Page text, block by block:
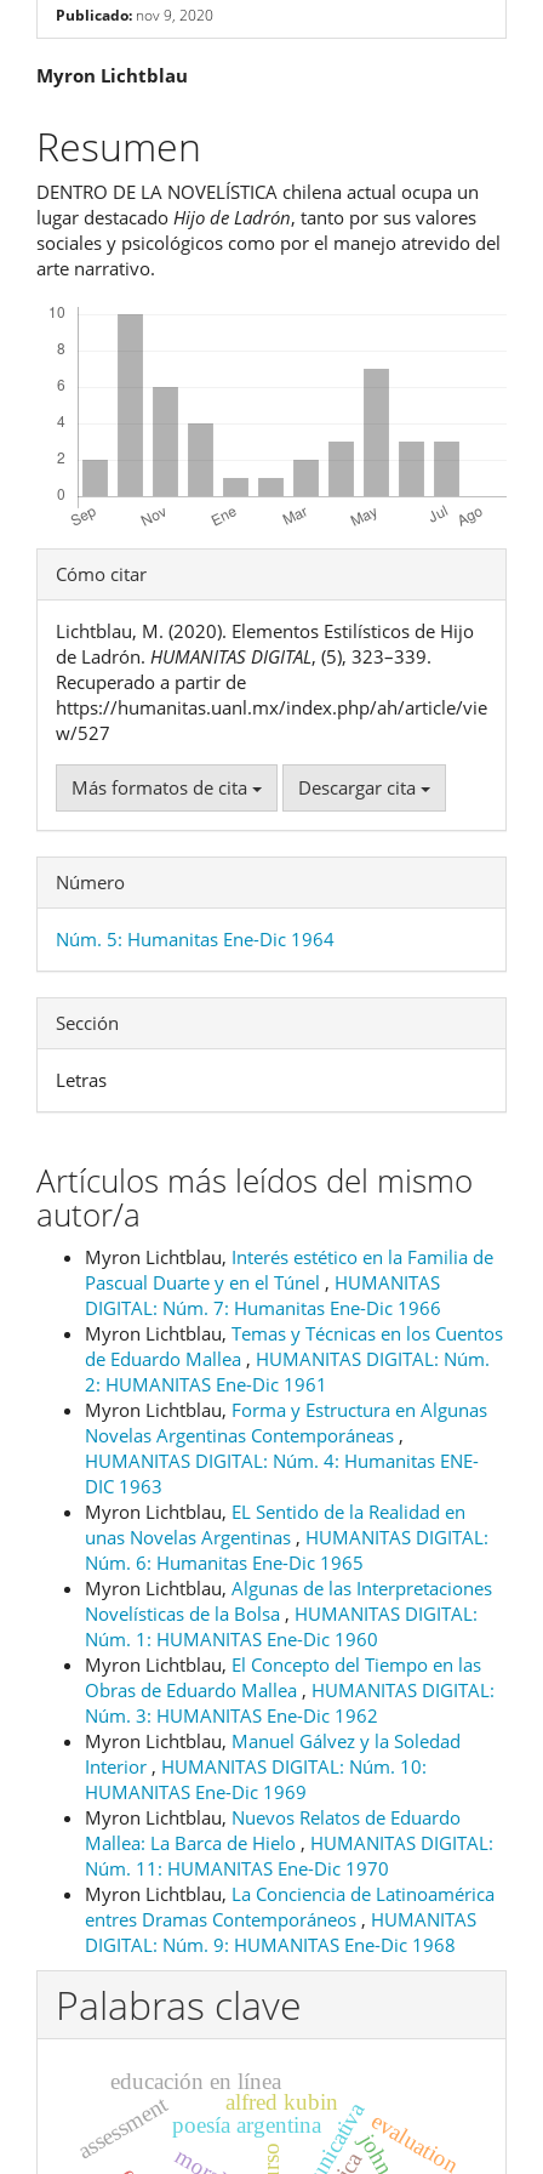
Publicado: nov 9, 2020
Contenido
principal
del
artículo
Myron Lichtblau
Resumen
DENTRO DE LA NOVELÍSTICA chilena actual ocupa un
lugar destacado Hijo de Ladrón, tanto por sus valores
sociales y psicológicos como por el manejo atrevido del
arte narrativo.
Detalles
del
artículo
Cómo citar
Lichtblau, M. (2020). Elementos Estilísticos de Hijo
de Ladrón. HUMANITAS DIGITAL, (5), 323–339.
Recuperado a partir de
https://humanitas.uanl.mx/index.php/ah/article/vie
w/527
Más formatos de cita Descargar cita
Número
Núm. 5: Humanitas Ene-Dic 1964
Sección
Letras
Artículos más leídos del mismo
autor/a
Myron Lichtblau, Interés estético en la Familia de
Pascual Duarte y en el Túnel , HUMANITAS
DIGITAL: Núm. 7: Humanitas Ene-Dic 1966
Myron Lichtblau, Temas y Técnicas en los Cuentos
de Eduardo Mallea , HUMANITAS DIGITAL: Núm.
2: HUMANITAS Ene-Dic 1961
Myron Lichtblau, Forma y Estructura en Algunas
Novelas Argentinas Contemporáneas ,
HUMANITAS DIGITAL: Núm. 4: Humanitas ENE-
DIC 1963
Myron Lichtblau, EL Sentido de la Realidad en
unas Novelas Argentinas , HUMANITAS DIGITAL:
Núm. 6: Humanitas Ene-Dic 1965
Myron Lichtblau, Algunas de las Interpretaciones
Novelísticas de la Bolsa , HUMANITAS DIGITAL:
Núm. 1: HUMANITAS Ene-Dic 1960
Myron Lichtblau, El Concepto del Tiempo en las
Obras de Eduardo Mallea , HUMANITAS DIGITAL:
Núm. 3: HUMANITAS Ene-Dic 1962
Myron Lichtblau, Manuel Gálvez y la Soledad
Interior , HUMANITAS DIGITAL: Núm. 10:
HUMANITAS Ene-Dic 1969
Myron Lichtblau, Nuevos Relatos de Eduardo
Mallea: La Barca de Hielo , HUMANITAS DIGITAL:
Núm. 11: HUMANITAS Ene-Dic 1970
Myron Lichtblau, La Conciencia de Latinoamérica
entres Dramas Contemporáneos , HUMANITAS
DIGITAL: Núm. 9: HUMANITAS Ene-Dic 1968
Palabras clave
poesía argentina
alfred kubin
assessment evaluation
educación en línea